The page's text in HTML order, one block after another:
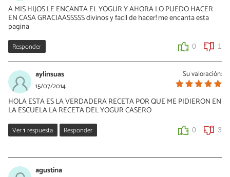
A MIS HIJOS LE ENCANTA EL YOGUR Y AHORA LO PUEDO HACER
EN CASA GRACIAASSSSS divinos y facil de hacer! me encanta esta
pagina
Responder 0 1
Su valoración:
aylinsuas
15/07/2014
HOLA ESTA ES LA VERDADERA RECETA POR QUE ME PIDIERON EN
LA ESCUELA LA RECETA DEL YOGUR CASERO
Ver1respuesta Responder 0 3
02/03/2015
agustina